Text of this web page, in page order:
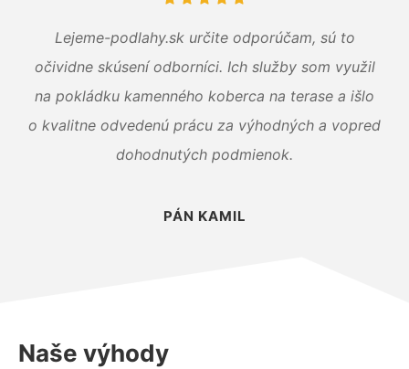
Lejeme-podlahy.sk určite odporúčam, sú to
očividne skúsení odborníci. Ich služby som využil
na pokládku kamenného koberca na terase a išlo
o kvalitne odvedenú prácu za výhodných a vopred
dohodnutých podmienok.
PÁN KAMIL
Naše výhody